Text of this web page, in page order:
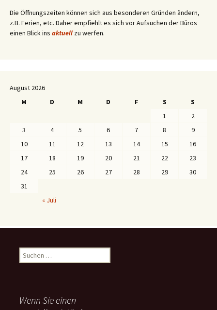
Die Öffnungszeiten können sich aus besonderen Gründen ändern,
z.B. Ferien, etc. Daher empfiehlt es sich vor Aufsuchen der Büros
einen Blick ins aktuell zu werfen.
August 2026
M
D M D F S
S
1
2
3
4 5 6 7 8
9
10
11 12 13 14 15
16
17
18 19 20 21 22
23
24
25 26 27 28 29
30
31
« Juli
u
n
Wenn Sie einen